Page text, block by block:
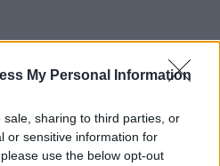
My Personal Information
sharing to third parties, or
or sensitive information for
use the below opt-out